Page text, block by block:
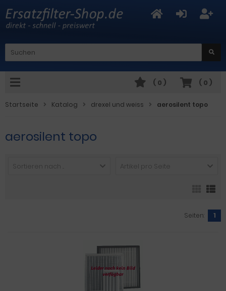
( 0 )
( 0 )
Startseite Katalog drexel und weiss aerosilent topo
aerosilent topo
Sortieren nach ... Artikel pro Seite
Seiten: 1